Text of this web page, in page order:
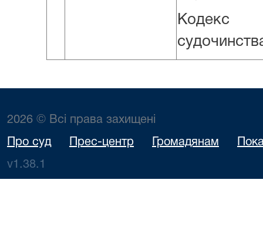
Кодекс
2026 © Всі права захищені
Про суд Прес-центр Громадянам
v1.38.1